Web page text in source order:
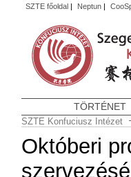
SZTE főoldal| Neptun|
TÖRTÉNET
SZTE Konfuciusz Intézet
Októberi